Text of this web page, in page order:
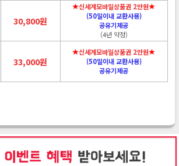
30,800원
신세계모바일상품권 2만원
(50일이내 교환사용)
공유기제공
(4년 약정)
33,000원
신세계모바일상품권 2만원
(50일이내 교환사용)
공유기제공